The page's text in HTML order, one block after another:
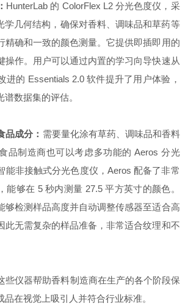
HunterLab 的 ColorFlex L2 分光色度仪 ，采
学几何结构，确保对香料、调味品和草药等
精确和一致的颜色测量。它提供即插即用的
操作。用户可以通过内置的学习向导快速从
进的 Essentials 2.0 软件提升了用户体验，
数据集的评估。
品成分： 需要量化涂有草药、调味品和香料
品制造商也可以考虑多功能的 Aeros 分光
能非接触式分光色度仪 ，Aeros 配备了非常
能够在 5 秒内测量 27.5 平方英寸的颜色。
够检测样品高度并自动调整传感器至适合高
此无需复杂的样品准备，非常适合纹理和不
些仪器帮助香料制造商在生产的各个阶段保
在视觉上吸引人并符合行业标准。